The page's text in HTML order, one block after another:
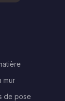
mur
de pose